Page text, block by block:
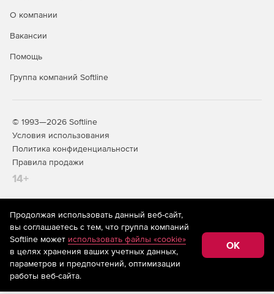
О компании
Вакансии
Помощь
Группа компаний Softline
© 1993—2026 Softline
Условия использования
Политика конфиденциальности
Правила продажи
14+
На информационном ресурсе store.softline.ru применяются
рекомендательные технологии(информационные технологии
предоставления информации на основе сбора,
систематизации и анализа сведений, относящихся к
предпочтениям пользователей сети «Интернет»,
находящихся на территории Российской Федерации)
Продолжая использовать данный веб-сайт,
вы соглашаетесь с тем, что группа компаний
Softline может использовать файлы «cookie»
в целях хранения ваших учетных данных,
параметров и предпочтений, оптимизации
работы веб-сайта.
OK